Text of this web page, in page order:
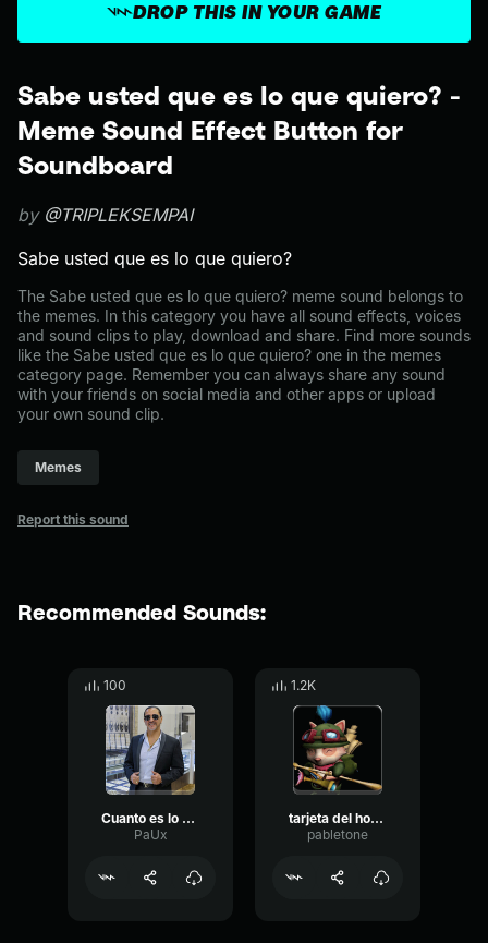
Sabe usted que es lo que quiero? -
Meme Sound Effect Button for
Soundboard
by @TRIPLEKSEMPAI
Sabe usted que es lo que quiero?
The Sabe usted que es lo que quiero? meme sound belongs to
the memes. In this category you have all sound effects, voices
and sound clips to play, download and share. Find more sounds
like the Sabe usted que es lo que quiero? one in the memes
category page. Remember you can always share any sound
with your friends on social media and other apps or upload
your own sound clip.
Memes
Report this sound
DROP THIS IN YOUR GAME
Recommended Sounds:
100
Cuanto es lo que usted quiere
PaUx
1.2K
tarjeta del homiguero
pabletone